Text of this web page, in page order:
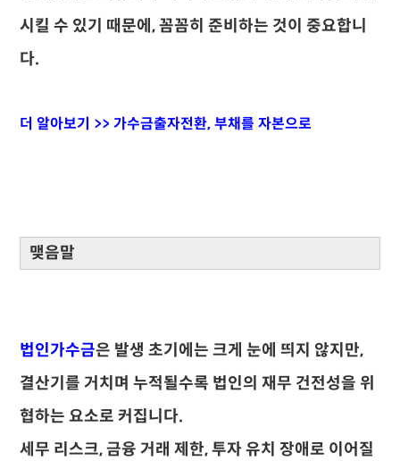
시킬 수 있기 때문에, 꼼꼼히 준비하는 것이 중요합니
다.
더 알아보기 >> 가수금출자전환, 부채를 자본으로
맺음말
법인가수금은 발생 초기에는 크게 눈에 띄지 않지만,
결산기를 거치며 누적될수록 법인의 재무 건전성을 위
협하는 요소로 커집니다.
세무 리스크, 금융 거래 제한, 투자 유치 장애로 이어질